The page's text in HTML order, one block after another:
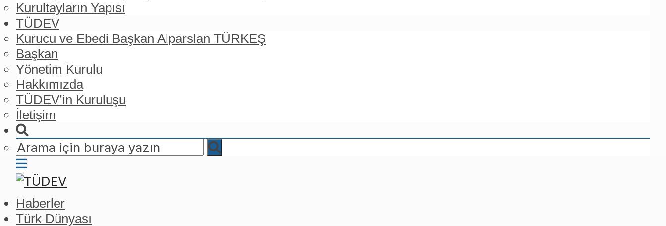
Kurultayların Yapısı
TÜDEV
Kurucu ve Ebedi Başkan Alparslan TÜRKEŞ
Başkan
Yönetim Kurulu
Hakkımızda
TÜDEV’in Kuruluşu
İletişim
Haberler
Türk Dünyası